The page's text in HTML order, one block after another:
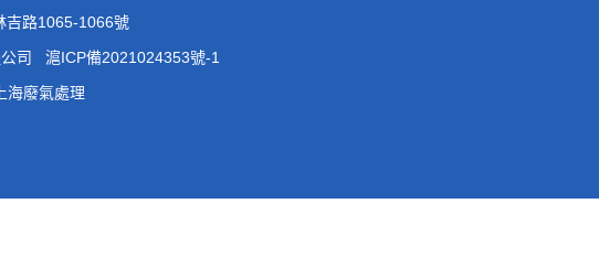
吉路1065-1066號
司
滬ICP備2021024353號-1
海廢氣處理